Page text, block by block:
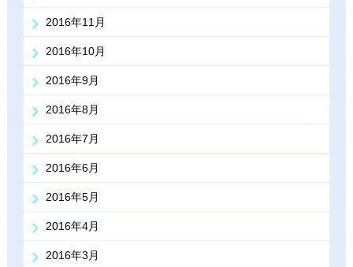
2016年11月
2016年10月
2016年9月
2016年8月
2016年7月
2016年6月
2016年5月
2016年4月
2016年3月